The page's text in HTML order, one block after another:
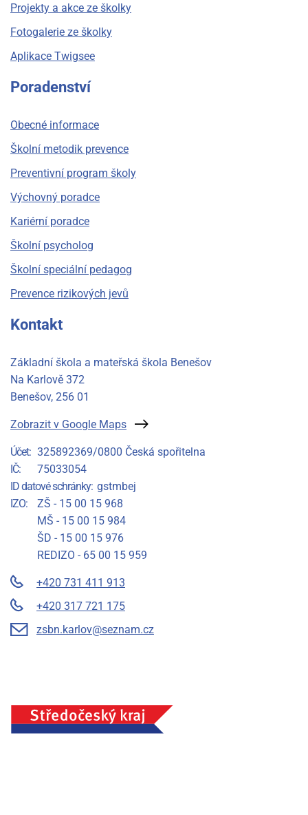
Projekty a akce ze školky
Fotogalerie ze školky
Aplikace Twigsee
Poradenství
Obecné informace
Školní metodik prevence
Preventivní program školy
Výchovný poradce
Kariérní poradce
Školní psycholog
Školní speciální pedagog
Prevence rizikových jevů
Kontakt
Základní škola a mateřská škola Benešov
Na Karlově 372
Benešov, 256 01
Zobrazit v Google Maps
Účet
325892369/0800 Česká spořitelna
IČ
75033054
ID datové schránky gstmbej
IZO
ZŠ - 15 00 15 968
MŠ - 15 00 15 984
ŠD - 15 00 15 976
REDIZO - 65 00 15 959
+420 731 411 913
+420 317 721 175
zsbn.karlov@seznam.cz